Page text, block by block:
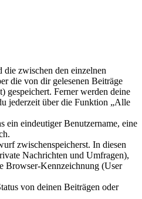
zwischen den einzelnen
die von dir gelesenen Beiträge
gespeichert. Ferner werden deine
jederzeit über die Funktion „Alle
ein eindeutiger Benutzername, eine
zwischenspeicherst. In diesen
Nachrichten und Umfragen),
Browser-Kennzeichnung (User
von deinen Beiträgen oder